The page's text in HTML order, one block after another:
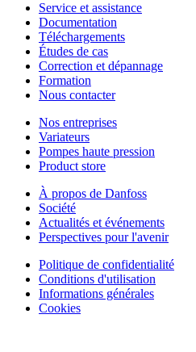
Service et assistance
Documentation
Téléchargements
Études de cas
Correction et dépannage
Formation
Nous contacter
Nos entreprises
Variateurs
Pompes haute pression
Product store
À propos de Danfoss
Société
Actualités et événements
Perspectives pour l'avenir
Politique de confidentialité
Conditions d'utilisation
Informations générales
Cookies